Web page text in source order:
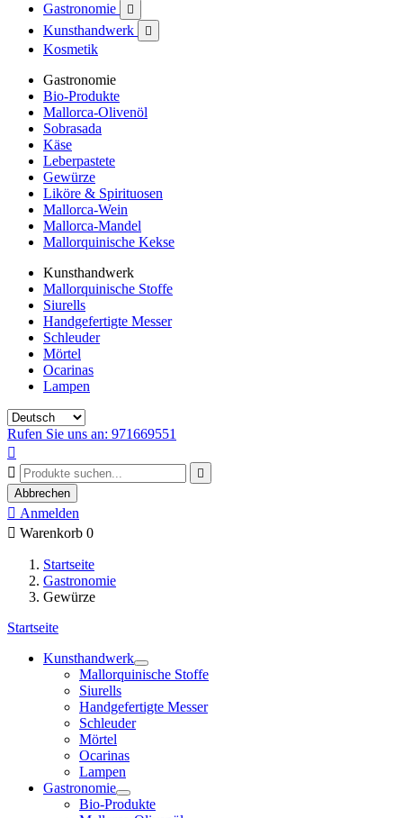
Gastronomie

Kunsthandwerk 
Kosmetik
Gastronomie
Bio-Produkte
Mallorca-Olivenöl
Sobrasada
Käse
Leberpastete
Gewürze
Liköre & Spirituosen
Mallorca-Wein
Mallorca-Mandel
Mallorquinische Kekse
Kunsthandwerk
Mallorquinische Stoffe
Siurells
Handgefertigte Messer
Schleuder
Mörtel
Ocarinas
Lampen
Rufen Sie uns an: 971669551



Abbrechen
 Anmelden
 Warenkorb 0
Startseite
Gastronomie
Gewürze
Startseite
Kunsthandwerk
Mallorquinische Stoffe
Siurells
Handgefertigte Messer
Schleuder
Mörtel
Ocarinas
Lampen
Gastronomie
Bio-Produkte